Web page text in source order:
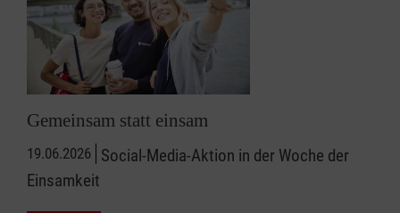
Gemeinsam statt einsam
19.06.2026 Social-Media-Aktion in der Woche der
Einsamkeit